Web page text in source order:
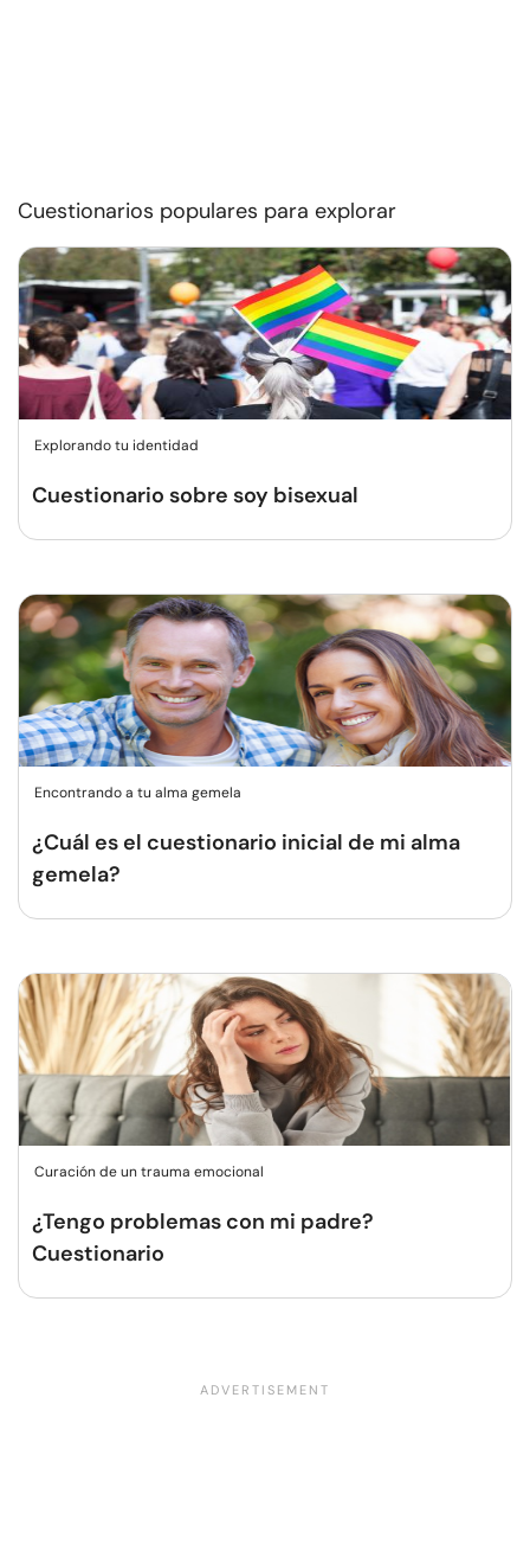
Cuestionarios populares para explorar
Explorando tu identidad
Cuestionario sobre soy bisexual
Encontrando a tu alma gemela
¿Cuál es el cuestionario inicial de mi alma
gemela?
Curación de un trauma emocional
¿Tengo problemas con mi padre?
Cuestionario